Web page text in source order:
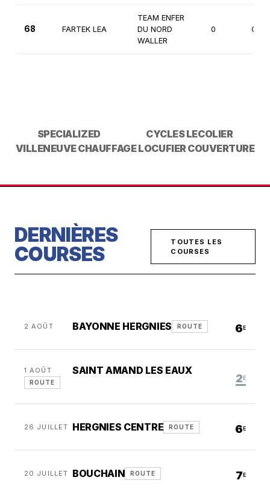
68 FARTEK LEA
TEAM ENFER
DU NORD
WALLER
0
SPECIALIZED
CYCLES LECOLIER
VILLENEUVE CHAUFFAGELOCUFIER COUVERTURE
DERNIÈRES
COURSES
TOUTES LES
COURSES
2 AOÛT BAYONNE HERGNIES ROUTE 6 E
1 AOÛT SAINT AMAND LES EAUX
ROUTE 2 E
26 JUILLET HERGNIES CENTRE ROUTE 6 E
20 JUILLET BOUCHAIN ROUTE 7 E